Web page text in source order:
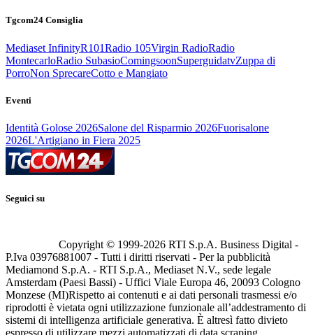
Tgcom24 Consiglia
Mediaset InfinityR101Radio 105Virgin RadioRadio
MontecarloRadio SubasioComingsoonSuperguidatvZuppa di
PorroNon SprecareCotto e Mangiato
Eventi
Identità Golose 2026Salone del Risparmio 2026Fuorisalone
2026L'Artigiano in Fiera 2025
Seguici su
Copyright © 1999-2026 RTI S.p.A. Business Digital -
P.Iva 03976881007 - Tutti i diritti riservati - Per la pubblicità
Mediamond S.p.A. - RTI S.p.A., Mediaset N.V., sede legale
Amsterdam (Paesi Bassi) - Uffici Viale Europa 46, 20093 Cologno
Monzese (MI)Rispetto ai contenuti e ai dati personali trasmessi e/o
riprodotti è vietata ogni utilizzazione funzionale all’addestramento di
sistemi di intelligenza artificiale generativa. È altresì fatto divieto